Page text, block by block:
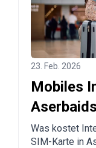
23. Feb. 2026
Mobiles
eSIM in
Was kostet
SIM-Karte in